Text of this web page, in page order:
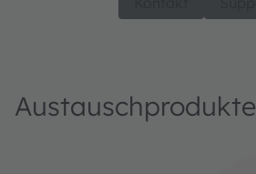
Austauschprodukte